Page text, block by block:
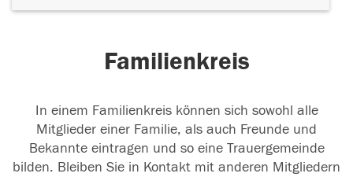
Familienkreis
In einem Familienkreis können sich sowohl alle
Mitglieder einer Familie, als auch Freunde und
Bekannte eintragen und so eine Trauergemeinde
bilden. Bleiben Sie in Kontakt mit anderen Mitgliedern